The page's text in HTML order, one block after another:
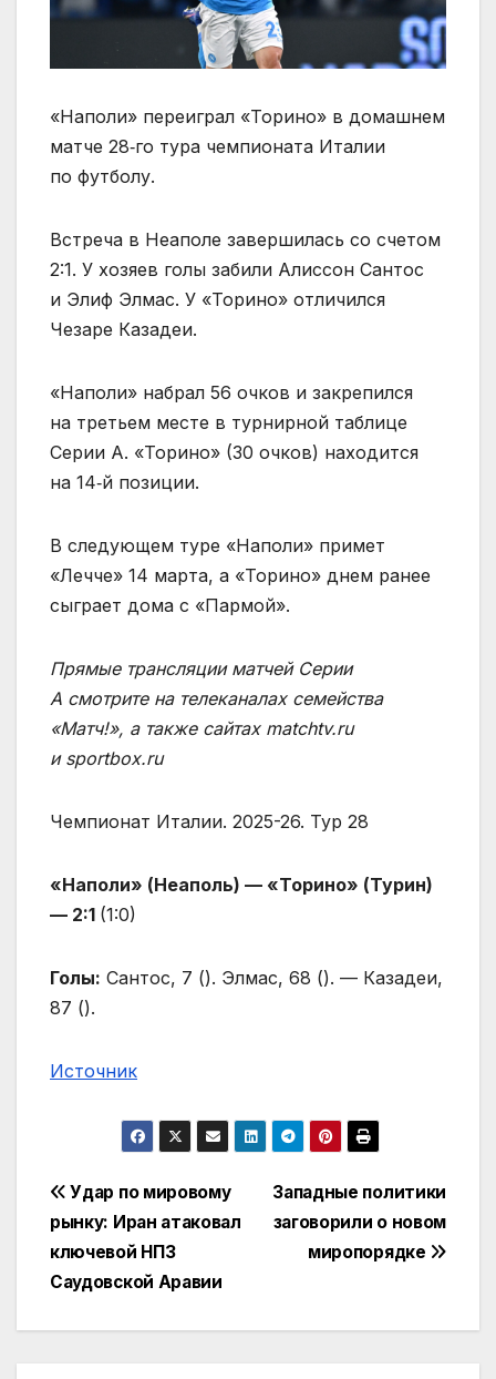
«Наполи» переиграл «Торино» в домашнем
матче 28‑го тура чемпионата Италии
по футболу.
Встреча в Неаполе завершилась со счетом
2:1. У хозяев голы забили Алиссон Сантос
и Элиф Элмас. У «Торино» отличился
Чезаре Казадеи.
«Наполи» набрал 56 очков и закрепился
на третьем месте в турнирной таблице
Серии А. «Торино» (30 очков) находится
на 14‑й позиции.
В следующем туре «Наполи» примет
«Лечче» 14 марта, а «Торино» днем ранее
сыграет дома с «Пармой».
Прямые трансляции матчей Серии
А смотрите на телеканалах семейства
«Матч!», а также сайтах matchtv.ru
и sportbox.ru
Чемпионат Италии. 2025-26. Тур 28
«Наполи» (Неаполь) — «Торино» (Турин)
— 2:1 (1:0)
Голы: Сантос, 7 (). Элмас, 68 (). — Казадеи,
87 ().
Источник
Навигация
по
записям
Западные политики
заговорили о новом
миропорядке
Удар по мировому
рынку: Иран атаковал
ключевой НПЗ
Саудовской Аравии